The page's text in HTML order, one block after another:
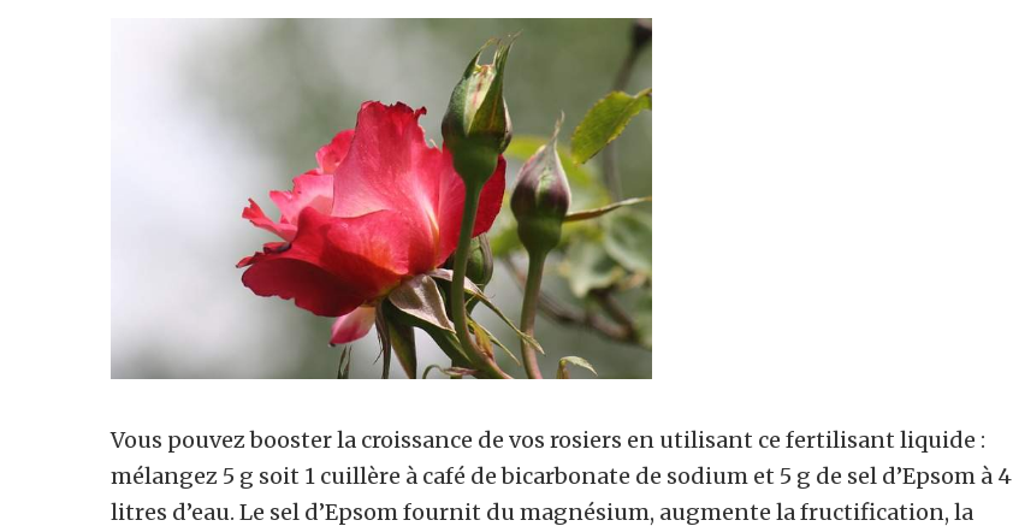
Vous pouvez booster la croissance de vos rosiers en utilisant ce fertilisant liquide :
mélangez 5 g soit 1 cuillère à café de bicarbonate de sodium et 5 g de sel d’Epsom à 4
litres d’eau. Le sel d’Epsom fournit du magnésium, augmente la fructification, la